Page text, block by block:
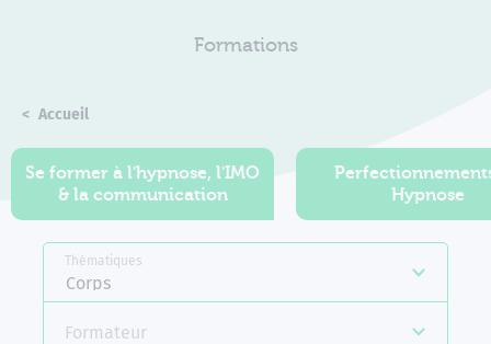
Formations
Accueil
Se former à l'hypnose, l'IMO
& la communication
Hypnose
Thématiques
Corps
Formateur